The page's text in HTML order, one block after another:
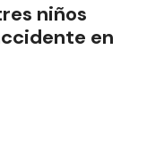
niños
en